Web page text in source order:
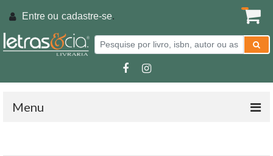
Entre ou cadastre-se.
Menu